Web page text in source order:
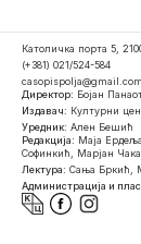
Католичка порта 5,
(+381) 021/524-584
casopispolja@gmail.com
Директор: Бојан
Издавач: Културни
Уредник: Ален Бешић
Редакција: Маја
Софинкић, Марјан
Лектура: Сања Бркић,
Администрација и